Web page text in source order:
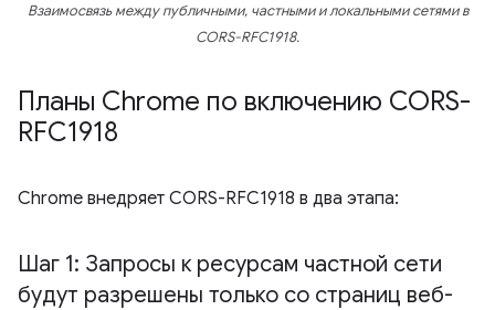
Взаимосвязь между публичными, частными и локальными сетями в
CORS-RFC1918.
Планы Chrome по включению CORS-
RFC1918
Chrome внедряет CORS-RFC1918 в два этапа:
Шаг 1: Запросы к ресурсам частной сети
будут разрешены только со страниц веб-